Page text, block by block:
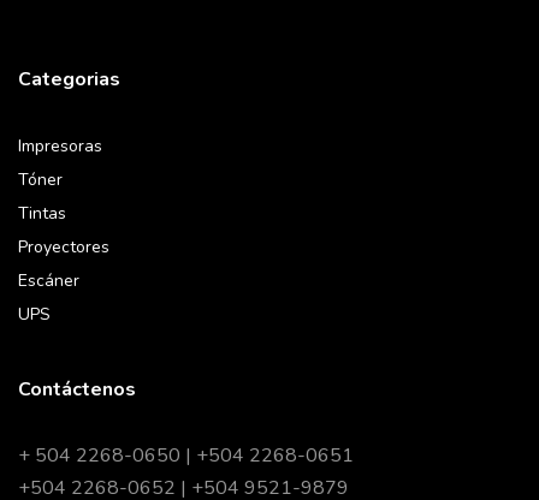
Categorias
Impresoras
Tóner
Tintas
Proyectores
Escáner
UPS
Contáctenos
+ 504 2268-0650 | +504 2268-0651
+504 2268-0652 | +504 9521-9879